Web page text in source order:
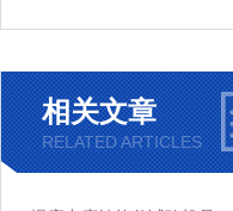
相关文章
RELATED ARTICLES